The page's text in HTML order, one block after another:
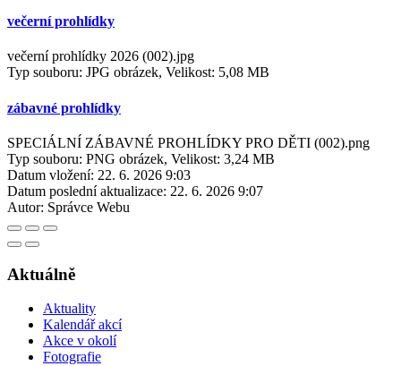
večerní prohlídky
večerní prohlídky 2026 (002).jpg
Typ souboru: JPG obrázek, Velikost: 5,08 MB
zábavné prohlídky
SPECIÁLNÍ ZÁBAVNÉ PROHLÍDKY PRO DĚTI (002).png
Typ souboru: PNG obrázek, Velikost: 3,24 MB
Datum vložení: 22. 6. 2026 9:03
Datum poslední aktualizace: 22. 6. 2026 9:07
Autor: Správce Webu
Aktuálně
Aktuality
Kalendář akcí
Akce v okolí
Fotografie